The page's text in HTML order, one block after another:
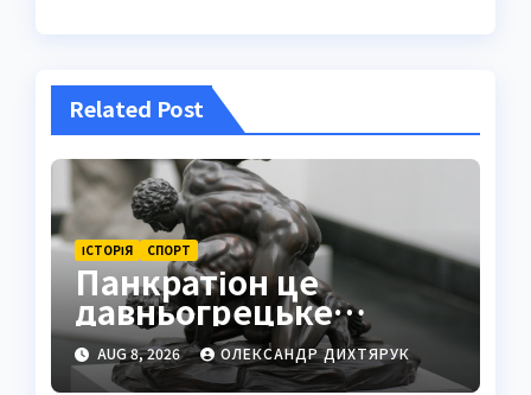
Related Post
ІСТОРІЯ СПОРТ
Панкратіон це
давньогрецьке
єдиноборство
повного контакту
AUG 8, 2026 ОЛЕКСАНДР ДИХТЯРУК